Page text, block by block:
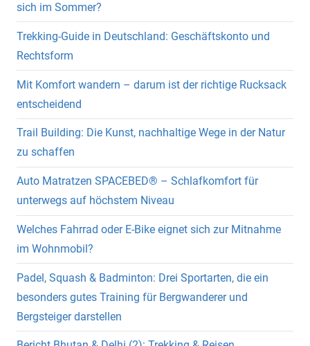
sich im Sommer?
Trekking-Guide in Deutschland: Geschäftskonto und
Rechtsform
Mit Komfort wandern – darum ist der richtige Rucksack
entscheidend
Trail Building: Die Kunst, nachhaltige Wege in der Natur
zu schaffen
Auto Matratzen SPACEBED® – Schlafkomfort für
unterwegs auf höchstem Niveau
Welches Fahrrad oder E-Bike eignet sich zur Mitnahme
im Wohnmobil?
Padel, Squash & Badminton: Drei Sportarten, die ein
besonders gutes Training für Bergwanderer und
Bergsteiger darstellen